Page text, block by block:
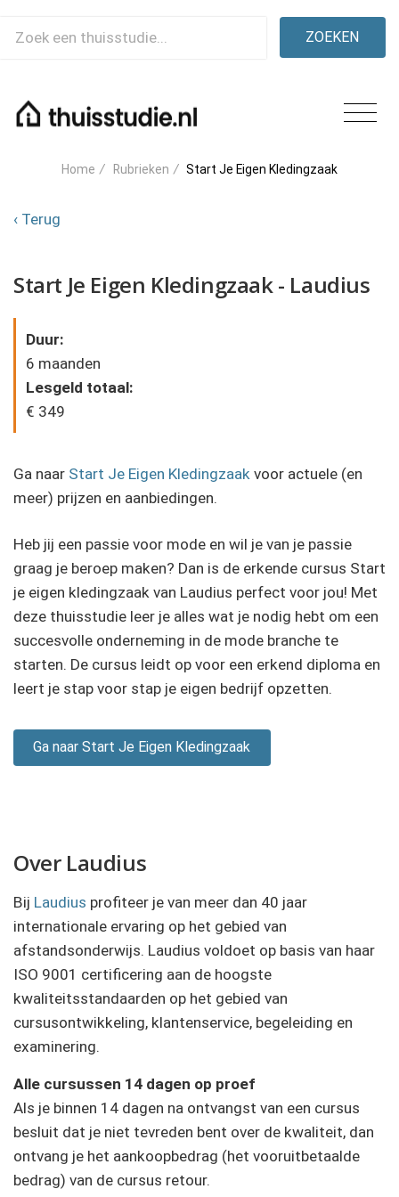
ZOEKEN
Home / Rubrieken / Start Je Eigen Kledingzaak
‹ Terug
Start Je Eigen Kledingzaak - Laudius
Duur:
6 maanden
Lesgeld totaal:
€ 349
Ga naar Start Je Eigen Kledingzaak voor actuele (en
meer) prijzen en aanbiedingen.
Heb jij een passie voor mode en wil je van je passie
graag je beroep maken? Dan is de erkende cursus Start
je eigen kledingzaak van Laudius perfect voor jou! Met
deze thuisstudie leer je alles wat je nodig hebt om een
succesvolle onderneming in de mode branche te
starten. De cursus leidt op voor een erkend diploma en
leert je stap voor stap je eigen bedrijf opzetten.
Ga naar Start Je Eigen Kledingzaak
Over Laudius
Bij Laudius profiteer je van meer dan 40 jaar
internationale ervaring op het gebied van
afstandsonderwijs. Laudius voldoet op basis van haar
ISO 9001 certificering aan de hoogste
kwaliteitsstandaarden op het gebied van
cursusontwikkeling, klantenservice, begeleiding en
examinering.
Alle cursussen 14 dagen op proef
Als je binnen 14 dagen na ontvangst van een cursus
besluit dat je niet tevreden bent over de kwaliteit, dan
ontvang je het aankoopbedrag (het vooruitbetaalde
bedrag) van de cursus retour.